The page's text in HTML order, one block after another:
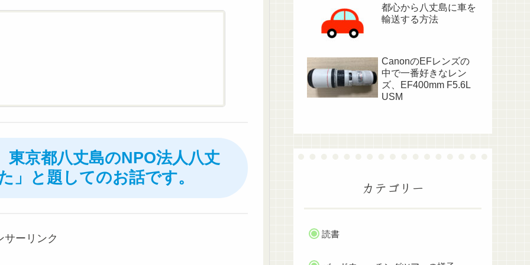
東京都八丈島のNPO法人八丈
」と題してのお話です。
サーリンク
都心から八丈島に車を
輸送する方法
CanonのEFレンズの
中で一番好きなレン
ズ、EF400mm F5.6L
USM
カテゴリー
読書